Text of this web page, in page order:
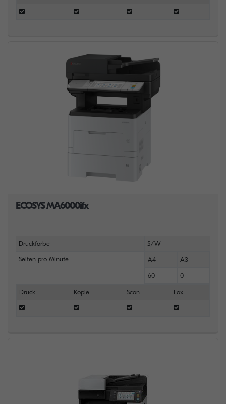
ECOSYS MA6000ifx
Druckfarbe S/W
Seiten pro Minute A4 A3
60 0
Druck Kopie Scan Fax